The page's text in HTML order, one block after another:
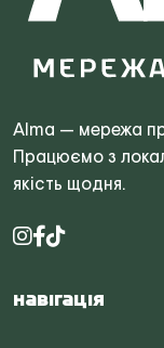
Alma — мережа
Працюємо з
якість щодня.
Навігація